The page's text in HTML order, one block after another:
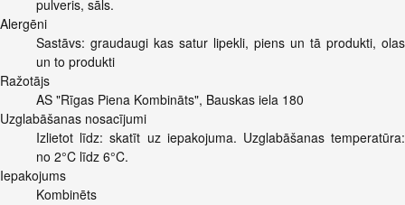
pulveris, sāls.
Alergēni
Sastāvs: graudaugi kas satur lipekli, piens un tā produkti, olas
un to produkti
Ražotājs
AS "Rīgas Piena Kombināts", Bauskas iela 180
Uzglabāšanas nosacījumi
Izlietot līdz: skatīt uz iepakojuma. Uzglabāšanas temperatūra:
no 2°C līdz 6°C.
Iepakojums
Kombinēts